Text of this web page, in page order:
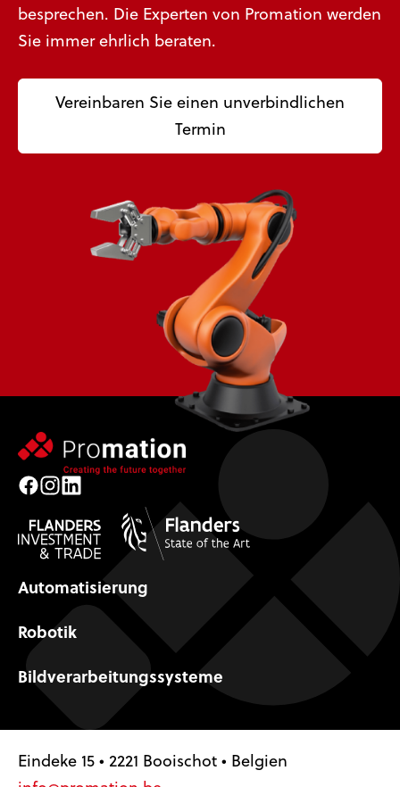
besprechen. Die Experten von Promation werden
Sie immer ehrlich beraten.
Vereinbaren Sie einen unverbindlichen
Termin
Facebook
Instagram
Automatisierung
Robotik
Bildverarbeitungssysteme
Eindeke 15 • 2221 Booischot • Belgien